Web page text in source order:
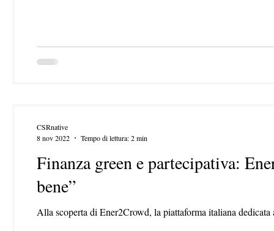
Finanza green e partecipativa:
bene”
Alla scoperta di Ener2Crowd, la piattaforma italiana
CSRnative
8 nov 2022
Tempo di lettura: 2 min